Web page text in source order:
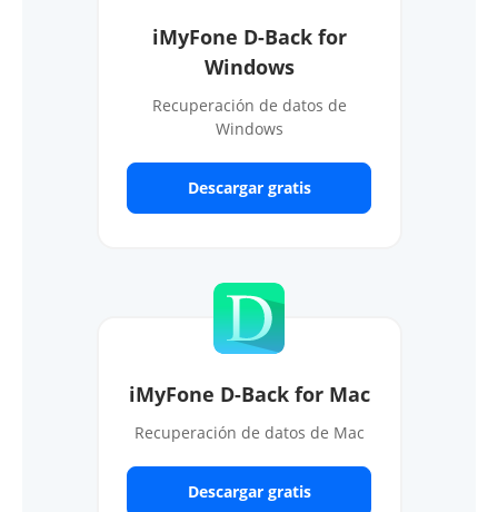
iMyFone D-Back for
Windows
Recuperación de datos de
Windows
Descargar gratis
iMyFone D-Back for Mac
Recuperación de datos de Mac
Descargar gratis